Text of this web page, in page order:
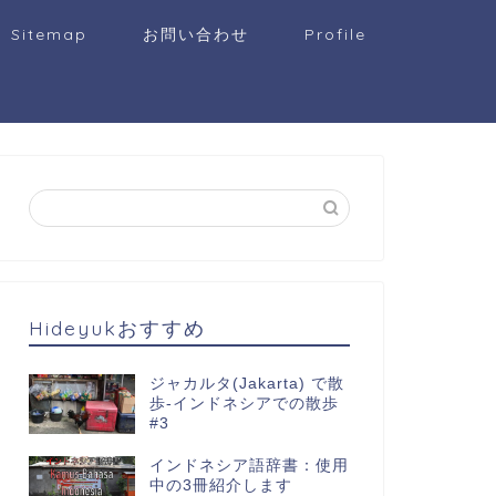
Sitemap お問い合わせ Profile
Hideyukおすすめ
ジャカルタ(Jakarta) で散
歩-インドネシアでの散歩
#3
インドネシア語辞書：使用
中の3冊紹介します